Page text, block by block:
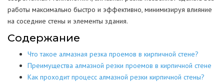
работы максимально быстро и эффективно, минимизируя влияние
на соседние стены и элементы здания.
Содержание
Что такое алмазная резка проемов в кирпичной стене?
Преимущества алмазной резки проемов в кирпичной стене
Как проходит процесс алмазной резки кирпичной стены?